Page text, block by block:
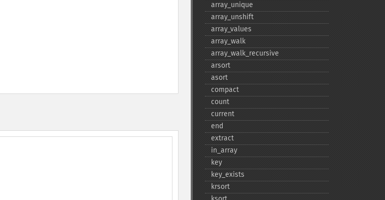
array_​unique
array_​unshift
array_​values
array_​walk
array_​walk_​recursive
arsort
asort
compact
count
current
end
extract
in_​array
key
key_​exists
krsort